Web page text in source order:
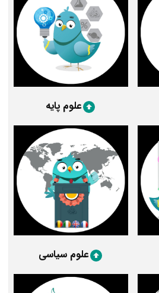
علوم پایه
علوم سیاسی